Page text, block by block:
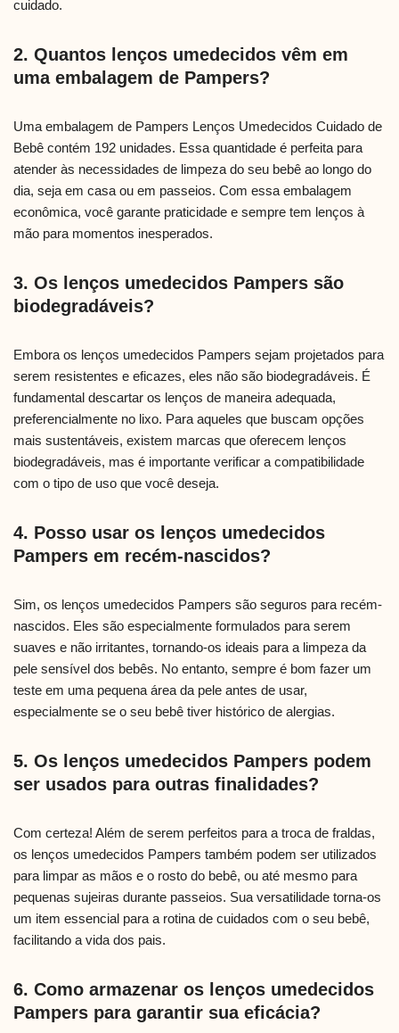
cuidado.
2. Quantos lenços umedecidos vêm em
uma embalagem de Pampers?
Uma embalagem de Pampers Lenços Umedecidos Cuidado de
Bebê contém 192 unidades. Essa quantidade é perfeita para
atender às necessidades de limpeza do seu bebê ao longo do
dia, seja em casa ou em passeios. Com essa embalagem
econômica, você garante praticidade e sempre tem lenços à
mão para momentos inesperados.
3. Os lenços umedecidos Pampers são
biodegradáveis?
Embora os lenços umedecidos Pampers sejam projetados para
serem resistentes e eficazes, eles não são biodegradáveis. É
fundamental descartar os lenços de maneira adequada,
preferencialmente no lixo. Para aqueles que buscam opções
mais sustentáveis, existem marcas que oferecem lenços
biodegradáveis, mas é importante verificar a compatibilidade
com o tipo de uso que você deseja.
4. Posso usar os lenços umedecidos
Pampers em recém-nascidos?
Sim, os lenços umedecidos Pampers são seguros para recém-
nascidos. Eles são especialmente formulados para serem
suaves e não irritantes, tornando-os ideais para a limpeza da
pele sensível dos bebês. No entanto, sempre é bom fazer um
teste em uma pequena área da pele antes de usar,
especialmente se o seu bebê tiver histórico de alergias.
5. Os lenços umedecidos Pampers podem
ser usados para outras finalidades?
Com certeza! Além de serem perfeitos para a troca de fraldas,
os lenços umedecidos Pampers também podem ser utilizados
para limpar as mãos e o rosto do bebê, ou até mesmo para
pequenas sujeiras durante passeios. Sua versatilidade torna-os
um item essencial para a rotina de cuidados com o seu bebê,
facilitando a vida dos pais.
6. Como armazenar os lenços umedecidos
Pampers para garantir sua eficácia?